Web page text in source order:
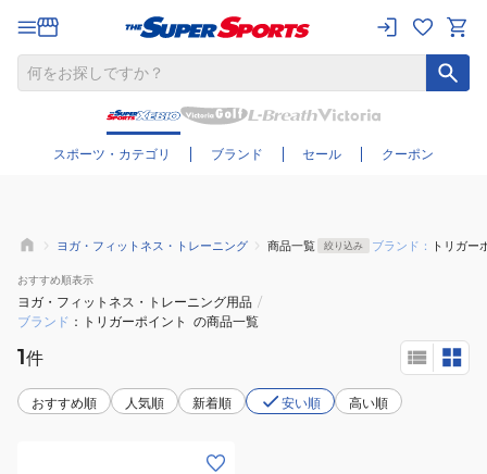
スポーツ・カテゴリ ブランド セール クーポン
さらに絞り込む
ヨガ・フィットネス・トレーニング 商品一覧 絞り込み ブランド： トリガー
おすすめ順表示
ヨガ・フィットネス・トレーニング用品 /
ブランド
トリガーポイント の商品一覧
1件
おすすめ順 人気順 新着順 安い順 高い順